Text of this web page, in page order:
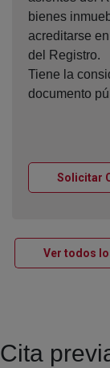
bienes
acreditarse
del Registro.
Tiene la
documento
Solicitar
Ver todos
Cita